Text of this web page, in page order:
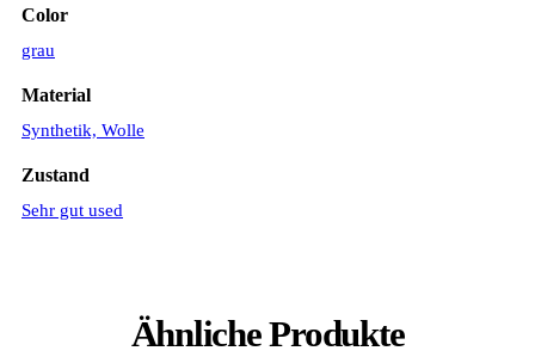
Color
grau
Material
Synthetik, Wolle
Zustand
Sehr gut used
Ähnliche Produkte